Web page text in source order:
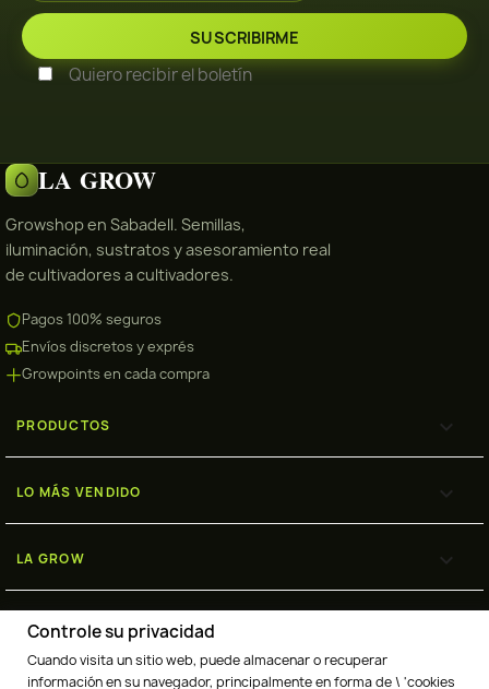
Quiero recibir el boletín
LA GROW
Growshop en Sabadell. Semillas,
iluminación, sustratos y asesoramiento real
de cultivadores a cultivadores.
Pagos 100% seguros
Envíos discretos y exprés
Growpoints en cada compra
PRODUCTOS 
LO MÁS VENDIDO 
LA GROW 
ENVÍOS
Controle su privacidad
Cuando visita un sitio web, puede almacenar o recuperar
información en su navegador, principalmente en forma de \ 'cookies